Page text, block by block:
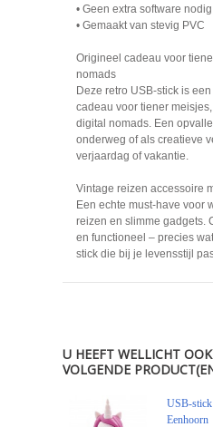
• Geen extra software nodig
• Gemaakt van stevig PVC
Origineel cadeau voor
nomads
Deze retro USB-stick is
cadeau voor tiener
digital nomads. Een
onderweg of als creatieve
verjaardag of vakantie.
Vintage reizen accessoire
Een echte must-have voor
reizen en slimme gadgets.
en functioneel – precies
stick die bij je levensstijl
U HEEFT WELLICHT
VOLGENDE
USB-stick
Eenhoorn